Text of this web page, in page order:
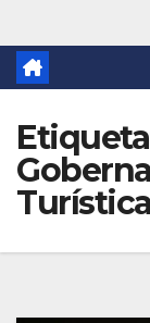
Turística